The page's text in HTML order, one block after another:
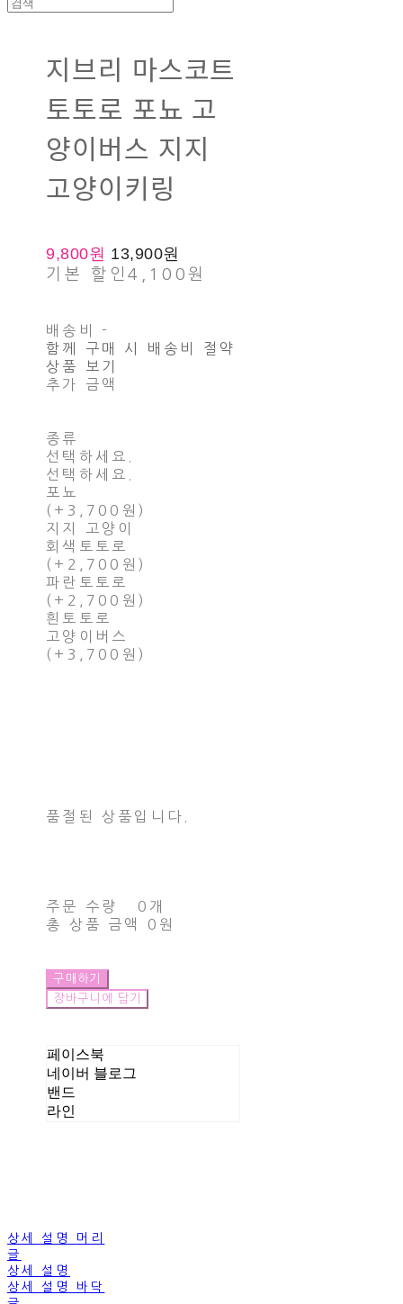
지브리 마스코트
토토로 포뇨 고
양이버스 지지
고양이키링
9,800원 13,900원
기본 할인4,100원
배송비 -
함께 구매 시 배송비 절약
상품 보기
추가 금액
종류
선택하세요.
선택하세요.
포뇨
(+3,700원)
지지 고양이
회색토토로
(+2,700원)
파란토토로
(+2,700원)
흰토토로
고양이버스
(+3,700원)
품절된 상품입니다.
주문 수량
0개
총 상품 금액
0원
구매하기
장바구니에 담기
페이스북
네이버 블로그
밴드
라인
상세 설명 머리
글
상세 설명
상세 설명 바닥